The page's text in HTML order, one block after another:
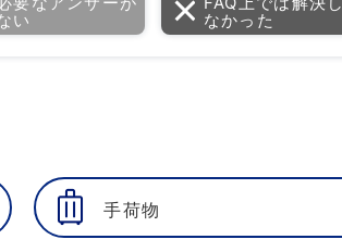
い
なかった
手荷物